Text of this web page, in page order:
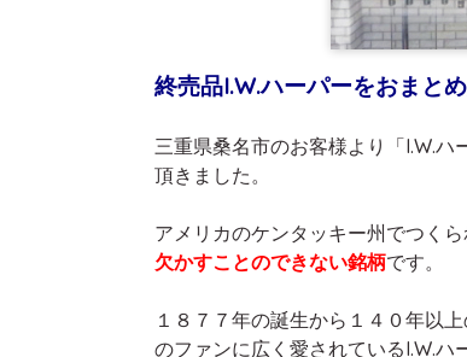
終売品I.W.ハーパーをおまとめ
三重県桑名市のお客様より「I.W.
頂きました。
アメリカのケンタッキー州でつく
欠かすことのできない銘柄です。
１８７７年の誕生から１４０年以上
のファンに広く愛されているI.W.ハ